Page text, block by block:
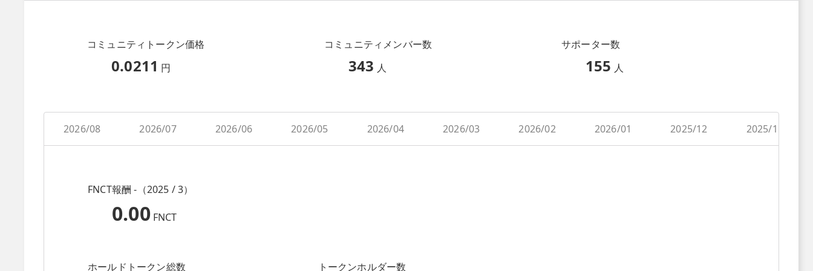
コミュニティトークン価格
0.0211 円
コミュニティメンバー数
343 人
サポーター数
155 人
2026/08 2026/07 2026/06 2026/05 2026/04 2026/03 2026/02 2026/01 2025/12 2025/11
FNCT報酬 -（2025 / 3）
0.00 FNCT
ホールドトークン総数 トークンホルダー数